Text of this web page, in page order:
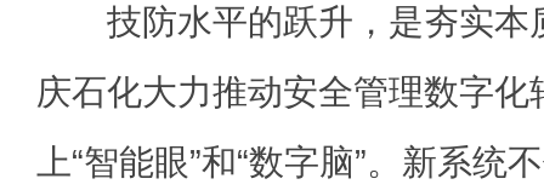
技防水平的跃升，是夯实本
庆石化大力推动安全管理数字
上“智能眼”和“数字脑”。新系统